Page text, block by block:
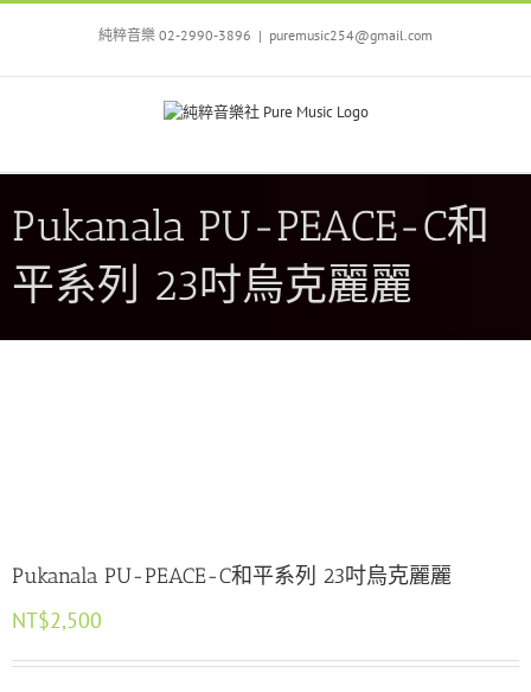
Skip
純粹音樂 02-2990-3896 | puremusic254@gmail.com
Pukanala PU-PEACE-C和
平系列 23吋烏克麗麗
Pukanala PU-PEACE-C和平系列 23吋烏克麗麗
NT$2,500